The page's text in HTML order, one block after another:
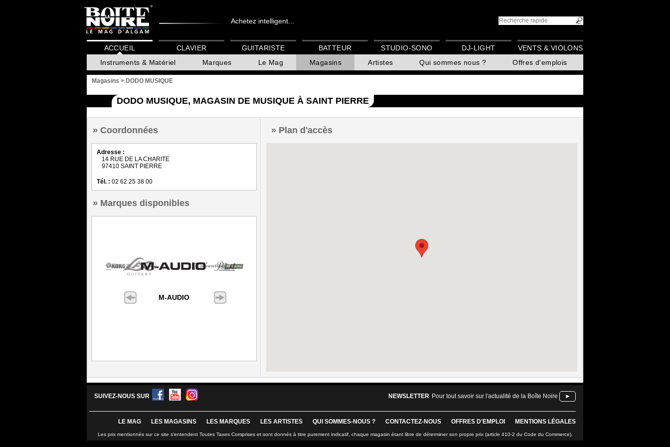
Achetez intelligent...
ACCUEIL
Instruments & Matériel
Marques Le Mag Magasins Artistes Qui sommes nous ? Offres d'emplois
CLAVIER GUITARISTE BATTEUR STUDIO-SONO DJ-LIGHT VENTS & VIOLONS
Magasins > DODO MUSIQUE
DODO MUSIQUE, MAGASIN DE MUSIQUE À SAINT PIERRE
Coordonnées
Adresse :
14 RUE DE LA CHARITE
97410 SAINT PIERRE
Tél. : 02 62 25 38 00
Marques disponibles
M-AUDIO
Plan d'accès
SUIVEZ-NOUS SUR NEWSLETTER Pour tout savoir sur l'actualité de la Boîte Noire ►
LE MAG LES MAGASINS LES MARQUES LES ARTISTES QUI SOMMES-NOUS ? CONTACTEZ-NOUS OFFRES D'EMPLOI MENTIONS LÉGALES
Les prix mentionnés sur ce site s'entendent Toutes Taxes Comprises et sont donnés à titre purement indicatif, chaque magasin étant libre de déterminer son propre prix (article 410-2 du Code du Commerce).